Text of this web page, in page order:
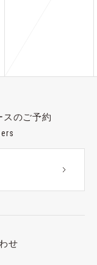
スのご予約
せ